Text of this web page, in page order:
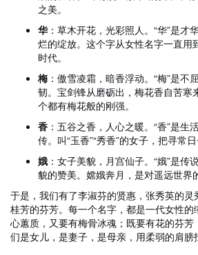
之美。
华：草木开花，光彩照人。“华”是才
烂的绽放。这个字从女性名字一直用
时代。
梅：傲雪凌霜，暗香浮动。“梅”是不
韧。宝剑锋从磨砺出，梅花香自苦寒
个都有梅花般的刚强。
香 ：五谷之香，人心之暖。“香”是生
传。叫“玉香”“秀香”的女子，把寻常
娥 ：女子美貌，月宫仙子。“娥”是传
貌的赞美。嫦娥奔月，是对遥远世界
于是，我们有了李淑芬的贤惠，张秀英的灵
桂芳的芬芳。每一个名字，都是一代女性
心蕙质，又要有梅骨冰魂；既要有花的芬
们是女儿，是妻子，是母亲，用柔弱的肩膀